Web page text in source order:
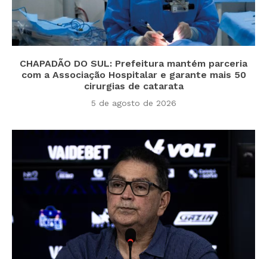
CHAPADÃO DO SUL: Prefeitura mantém parceria
com a Associação Hospitalar e garante mais 50
cirurgias de catarata
5 de agosto de 2026